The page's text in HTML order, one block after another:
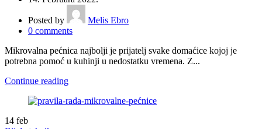
Posted by
Melis Ebro
0 comments
Mikrovalna pećnica najbolji je prijatelj svake domaćice kojoj je
potrebna pomoć u kuhinji u nedostatku vremena. Z...
Continue reading
14 feb